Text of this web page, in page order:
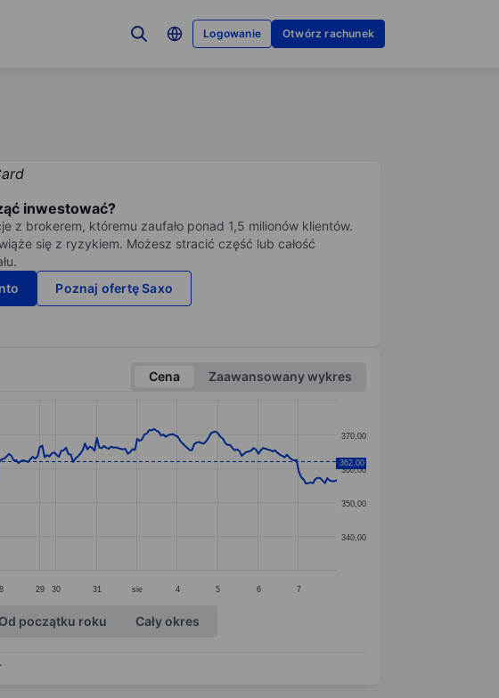
Logowanie Otwórz rachunek
inwestować?
z brokerem, któremu zaufało ponad 1,5 milionów klientów.
się z ryzykiem. Możesz stracić część lub całość
Poznaj ofertę Saxo
Cena
Zaawansowany wykres
29 30 31 sie 4 5 6 7
340,00
350,00
360,00
370,00
362,00
Od początku roku Cały okres